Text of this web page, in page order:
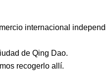
internacional
de Qing Dao.
recogerlo allí.